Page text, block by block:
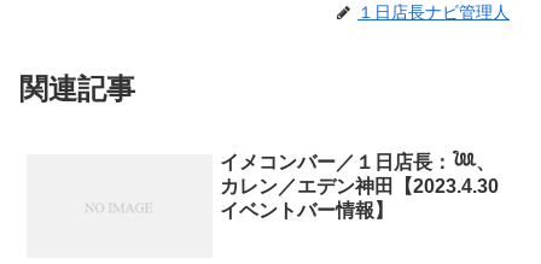
１日店長ナビ管理人
関連記事
イメコンバー／１日店長：𓆙、
カレン／エデン神田【2023.4.30
イベントバー情報】